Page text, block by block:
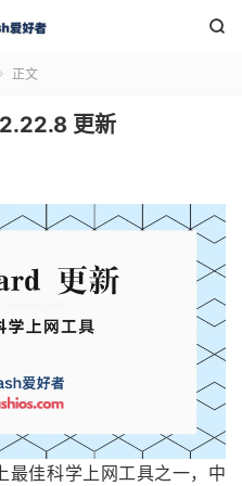

正文
更新
佳科学上网工具之一，中